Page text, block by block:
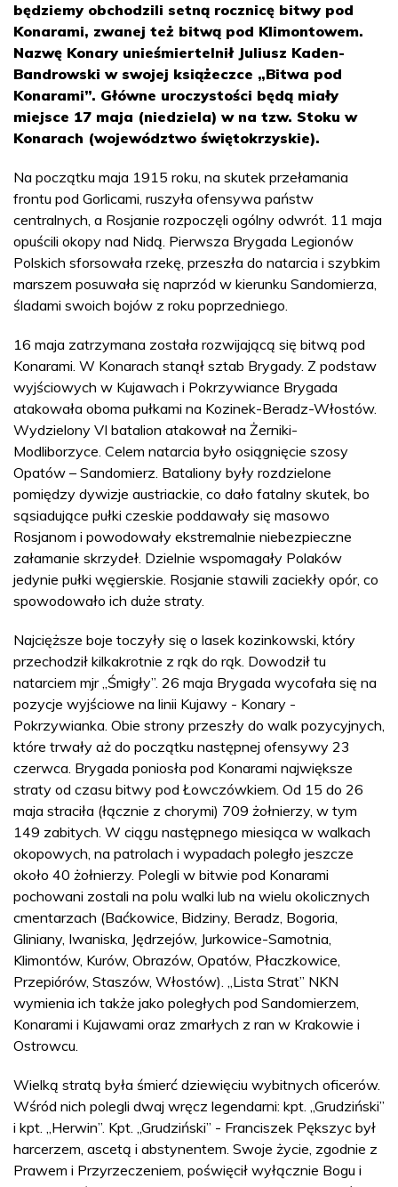
będziemy obchodzili setną rocznicę bitwy pod
Konarami, zwanej też bitwą pod Klimontowem.
Nazwę Konary unieśmiertelnił Juliusz Kaden-
Bandrowski w swojej książeczce „Bitwa pod
Konarami”. Główne uroczystości będą miały
miejsce 17 maja (niedziela) w na tzw. Stoku w
Konarach (województwo świętokrzyskie).
Na początku maja 1915 roku, na skutek przełamania
frontu pod Gorlicami, ruszyła ofensywa państw
centralnych, a Rosjanie rozpoczęli ogólny odwrót. 11 maja
opuścili okopy nad Nidą. Pierwsza Brygada Legionów
Polskich sforsowała rzekę, przeszła do natarcia i szybkim
marszem posuwała się naprzód w kierunku Sandomierza,
śladami swoich bojów z roku poprzedniego.
16 maja zatrzymana została rozwijającą się bitwą pod
Konarami. W Konarach stanął sztab Brygady. Z podstaw
wyjściowych w Kujawach i Pokrzywiance Brygada
atakowała oboma pułkami na Kozinek-Beradz-Włostów.
Wydzielony VI batalion atakował na Żerniki-
Modliborzyce. Celem natarcia było osiągnięcie szosy
Opatów – Sandomierz. Bataliony były rozdzielone
pomiędzy dywizje austriackie, co dało fatalny skutek, bo
sąsiadujące pułki czeskie poddawały się masowo
Rosjanom i powodowały ekstremalnie niebezpieczne
załamanie skrzydeł. Dzielnie wspomagały Polaków
jedynie pułki węgierskie. Rosjanie stawili zaciekły opór, co
spowodowało ich duże straty.
Najcięższe boje toczyły się o lasek kozinkowski, który
przechodził kilkakrotnie z rąk do rąk. Dowodził tu
natarciem mjr „Śmigły”. 26 maja Brygada wycofała się na
pozycje wyjściowe na linii Kujawy - Konary -
Pokrzywianka. Obie strony przeszły do walk pozycyjnych,
które trwały aż do początku następnej ofensywy 23
czerwca. Brygada poniosła pod Konarami największe
straty od czasu bitwy pod Łowczówkiem. Od 15 do 26
maja straciła (łącznie z chorymi) 709 żołnierzy, w tym
149 zabitych. W ciągu następnego miesiąca w walkach
okopowych, na patrolach i wypadach poległo jeszcze
około 40 żołnierzy. Polegli w bitwie pod Konarami
pochowani zostali na polu walki lub na wielu okolicznych
cmentarzach (Baćkowice, Bidziny, Beradz, Bogoria,
Gliniany, Iwaniska, Jędrzejów, Jurkowice-Samotnia,
Klimontów, Kurów, Obrazów, Opatów, Płaczkowice,
Przepiórów, Staszów, Włostów). „Lista Strat” NKN
wymienia ich także jako poległych pod Sandomierzem,
Konarami i Kujawami oraz zmarłych z ran w Krakowie i
Ostrowcu.
Wielką stratą była śmierć dziewięciu wybitnych oficerów.
Wśród nich polegli dwaj wręcz legendarni: kpt. „Grudziński”
i kpt. „Herwin”. Kpt. „Grudziński” - Franciszek Pększyc był
harcerzem, ascetą i abstynentem. Swoje życie, zgodnie z
Prawem i Przyrzeczeniem, poświęcił wyłącznie Bogu i